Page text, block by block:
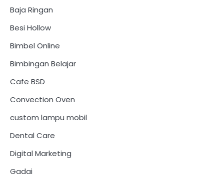
Baja Ringan
Besi Hollow
Bimbel Online
Bimbingan Belajar
Cafe BSD
Convection Oven
custom lampu mobil
Dental Care
Digital Marketing
Gadai